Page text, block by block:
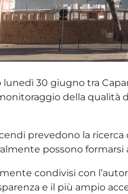
30 giugno tra
della qualità
prevedono la
possono
condivisi con
e il più ampio